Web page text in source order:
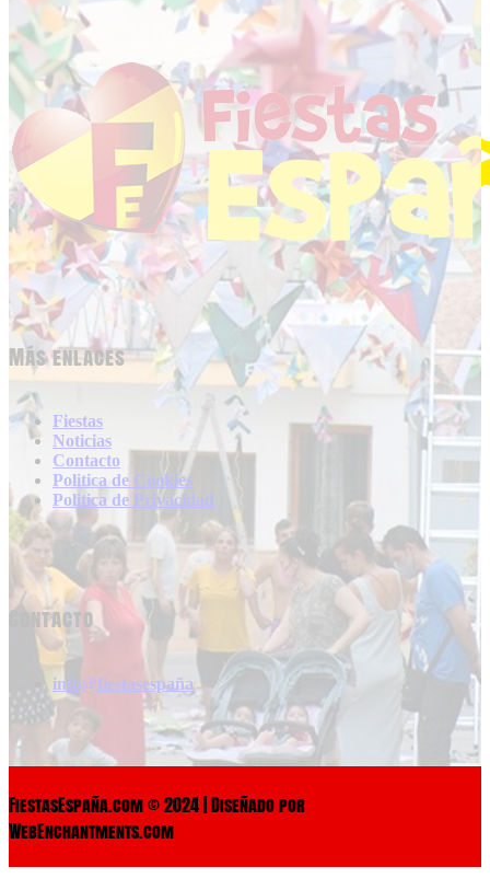
Más enlaces
Fiestas
Noticias
Contacto
Politica de Cookies
Politica de Privacidad
Contacto
info@fiestasespaña
FiestasEspaña.com © 2024 | Diseñado por
WebEnchantments.com